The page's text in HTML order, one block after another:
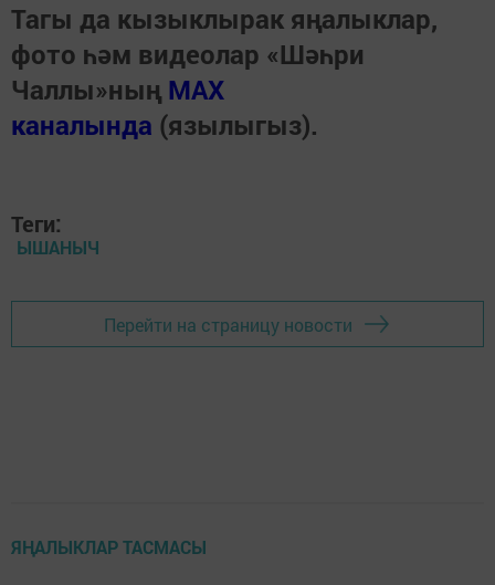
Тагы да кызыклырак яңалыклар,
фото һәм видеолар «Шәһри
Чаллы»ның MAX
каналында (язылыгыз).
Теги:
ЫШАНЫЧ
Перейти на страницу новости
ЯҢАЛЫКЛАР ТАСМАСЫ